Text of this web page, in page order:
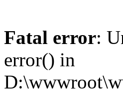
Fatal error:
error() in